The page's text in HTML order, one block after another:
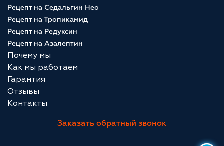
Рецепт на Седальгин Нео
Рецепт на Тропикамид
Рецепт на Редуксин
Рецепт на Азалептин
Почему мы
Как мы работаем
Гарантия
Отзывы
Контакты
Заказать обратный звонок